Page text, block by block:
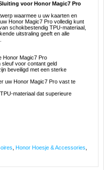
voor Honor Magic7 Pro
waarmee u uw kaarten en
Honor Magic7 Pro volledig kunt
schokbestendig TPU-materiaal,
uitstraling geeft en alle
Honor Magic7 Pro
voor contant geld
beveiligd met een sterke
uw Honor Magic7 Pro vast te
materiaal dat superieure
Honor Hoesje & Accessories